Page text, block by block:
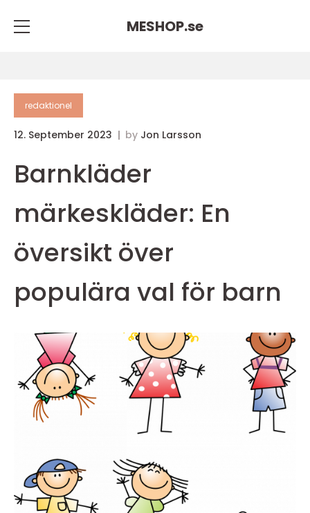
MESHOP.se
redaktionel
12. September 2023 by Jon Larsson
Barnkläder
märkeskläder: En
översikt över
populära val för barn